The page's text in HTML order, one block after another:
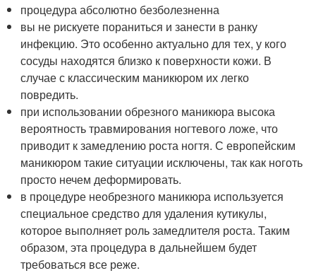
процедура абсолютно безболезненна
вы не рискуете пораниться и занести в ранку
инфекцию. Это особенно актуально для тех, у кого
сосуды находятся близко к поверхности кожи. В
случае с классическим маникюром их легко
повредить.
при использовании обрезного маникюра высока
вероятность травмирования ногтевого ложе, что
приводит к замедлению роста ногтя. С европейским
маникюром такие ситуации исключены, так как ноготь
просто нечем деформировать.
в процедуре необрезного маникюра используется
специальное средство для удаления кутикулы,
которое выполняет роль замедлителя роста. Таким
образом, эта процедура в дальнейшем будет
требоваться все реже.